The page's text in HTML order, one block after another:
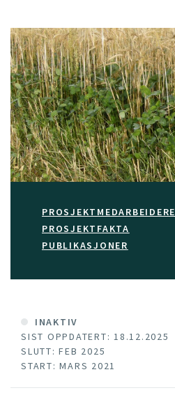
PROSJEKTMEDARBEIDERE
PROSJEKTFAKTA
PUBLIKASJONER
INAKTIV
SIST OPPDATERT: 18.12.2025
SLUTT: FEB 2025
START: MARS 2021